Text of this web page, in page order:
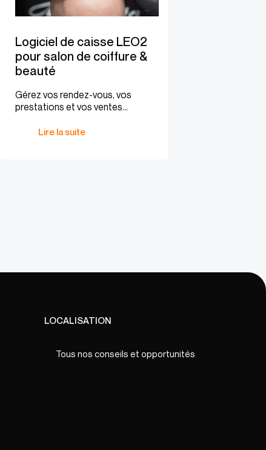
Logiciel de caisse LEO2
pour salon de coiffure &
beauté
Gérez vos rendez-vous, vos
prestations et vos ventes
Lire la suite
LOCALISATION
Tous nos conseils et opportunités